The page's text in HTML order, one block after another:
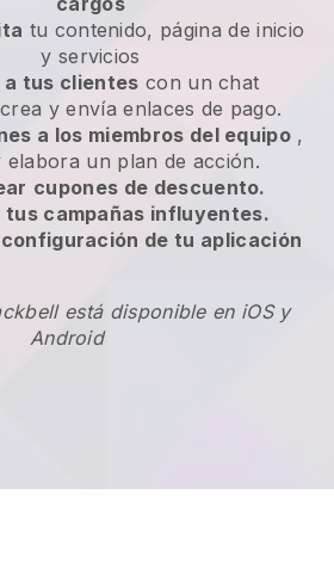
tu contenido, página de inicio
y servicios
a tus clientes con un chat
y envía enlaces de pago.
a los miembros del equipo ,
elabora un plan de acción.
cupones de descuento.
tus campañas influyentes.
de tu aplicación
está disponible en iOS y
Android